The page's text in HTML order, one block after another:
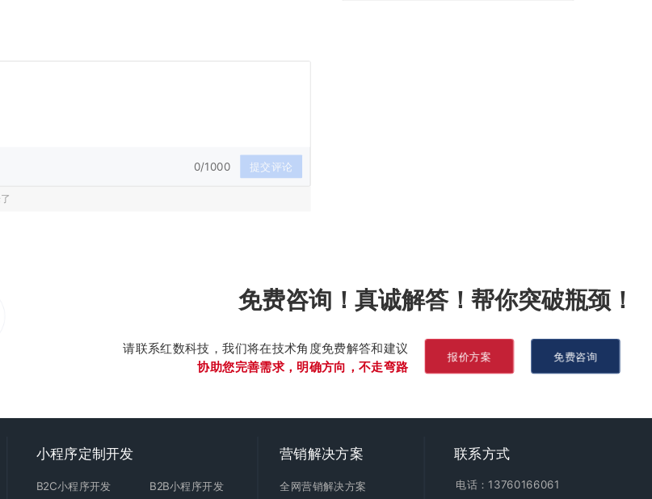
0/1000 提交评论
免费咨询！真诚解答！帮你突破瓶颈！
请联系红数科技，我们将在技术角度免费解答和建议
协助您完善需求，明确方向，不走弯路
免费咨询
报价方案
小程序定制开发
B2C小程序开发 B2B小程序开发
营销解决方案
全网营销解决方案
联系方式
电话：13760166061